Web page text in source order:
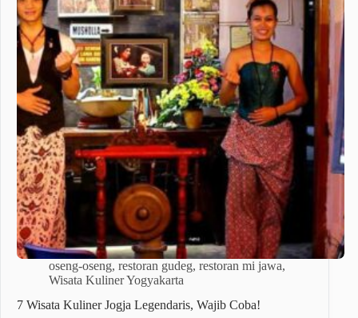
oseng-oseng, restoran gudeg, restoran mi jawa,
Wisata Kuliner Yogyakarta
7 Wisata Kuliner Jogja Legendaris, Wajib Coba!